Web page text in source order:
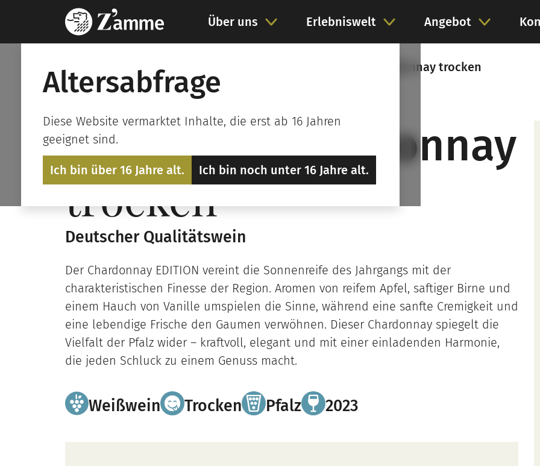
Über uns Erlebniswelt Angebot
Weine 2023 Pfalz Chardonnay trocken
2023 Pfalz Chardonnay
trocken
Deutscher Qualitätswein
Der Chardonnay EDITION vereint die Sonnenreife des Jahrgangs mit der
charakteristischen Finesse der Region. Aromen von reifem Apfel, saftiger Birne und
einem Hauch von Vanille umspielen die Sinne, während eine sanfte Cremigkeit und
eine lebendige Frische den Gaumen verwöhnen. Dieser Chardonnay spiegelt die
Vielfalt der Pfalz wider – kraftvoll, elegant und mit einer einladenden Harmonie,
die jeden Schluck zu einem Genuss macht.
Weißwein Trocken Pfalz 2023
Altersabfrage
Diese Website vermarktet Inhalte, die erst ab 16 Jahren
geeignet sind.
Ich bin über 16 Jahre alt. Ich bin noch unter 16 Jahre alt.